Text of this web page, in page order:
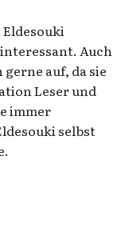
Auch
auf, da sie
Leser und
immer
selbst